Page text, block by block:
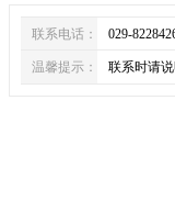
联系电话： 029-
温馨提示： 联系时请